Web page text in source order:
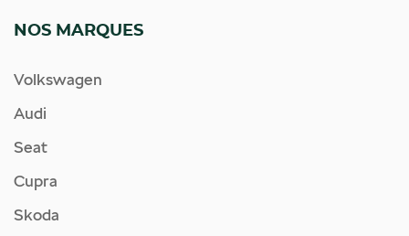
NOS MARQUES
Volkswagen
Audi
Seat
Cupra
Skoda